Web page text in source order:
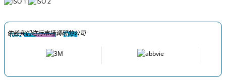
依赖我们进行市场调研的公司